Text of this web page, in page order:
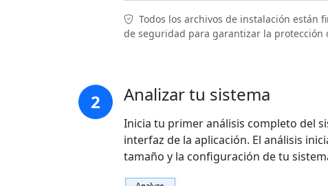
Todos los archivos de instalación están
de seguridad para garantizar la protección
2 Analizar tu sistema
Inicia tu primer análisis completo del
interfaz de la aplicación. El análisis
tamaño y la configuración de tu